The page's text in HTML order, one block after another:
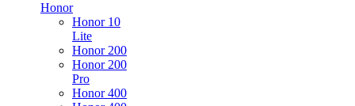
Honor
Honor 10
Lite
Honor 200
Honor 200
Pro
Honor 400